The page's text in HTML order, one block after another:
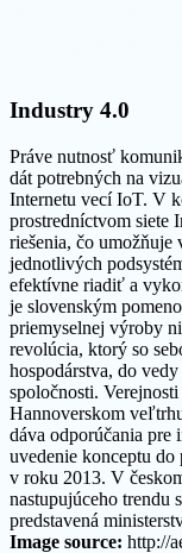
Industry 4.0
Práve nutnosť
dát potrebných na
Internetu vecí IoT. V
prostredníctvom siete
riešenia, čo
jednotlivých
efektívne riadiť a
je slovenským
priemyselnej výroby
revolúcia, ktorý so
hospodárstva, do
spoločnosti.
Hannoverskom
dáva odporúčania pre
uvedenie konceptu do
v roku 2013. V
nastupujúceho trendu
predstavená
Image source: http://